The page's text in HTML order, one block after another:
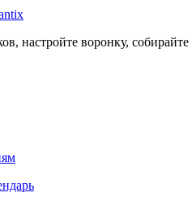
настройте воронку,